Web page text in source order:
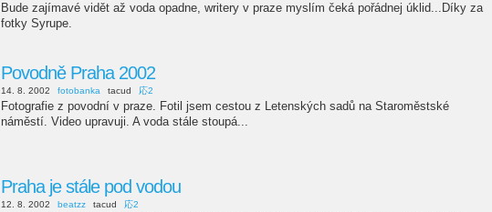
Bude zajímavé vidět až voda opadne, writery v praze myslím čeká pořádnej úklid...Díky za
fotky Syrupe.
Povodně Praha 2002
14. 8. 2002 fotobanka tacud 応2
Fotografie z povodní v praze. Fotil jsem cestou z Letenských sadů na Staroměstské
náměstí. Video upravuji. A voda stále stoupá...
Praha je stále pod vodou
12. 8. 2002 beatzz tacud 応2